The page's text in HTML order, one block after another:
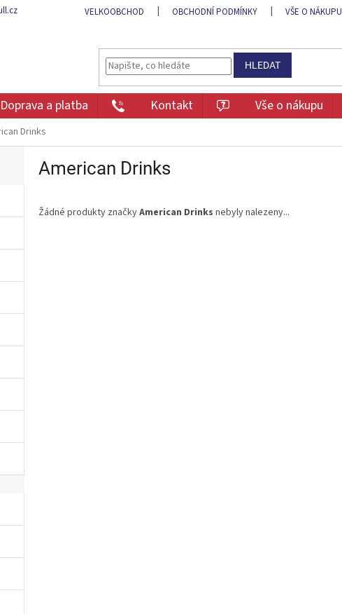
VELKOOBCHOD OBCHODNÍ PODMÍNKY VŠE O NÁKUPU
HLEDAT
Doprava a platba Kontakt Vše o nákupu
Drinks
American Drinks
Žádné produkty značkyAmerican Drinks nebyly nalezeny...